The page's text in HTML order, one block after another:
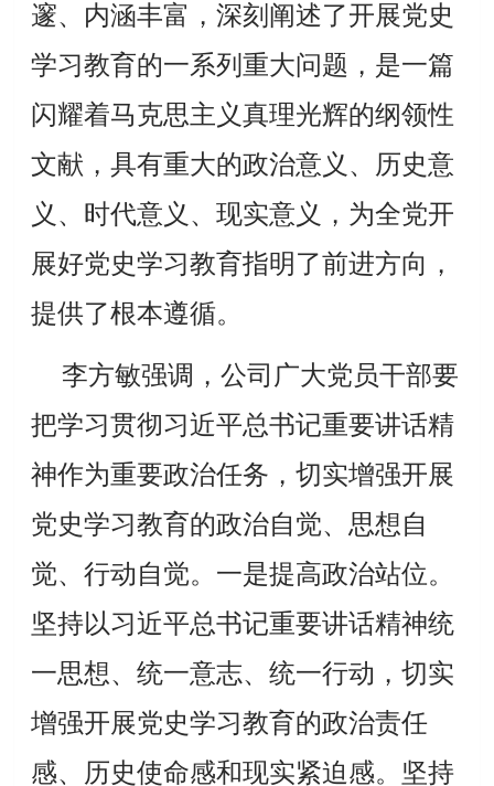
邃、内涵丰富，深刻阐述了开展党史
学习教育的一系列重大问题，是一篇
闪耀着马克思主义真理光辉的纲领性
文献，具有重大的政治意义、历史意
义、时代意义、现实意义，为全党开
展好党史学习教育指明了前进方向，
提供了根本遵循。
李方敏强调，公司广大党员干部要
把学习贯彻习近平总书记重要讲话精
神作为重要政治任务，切实增强开展
党史学习教育的政治自觉、思想自
觉、行动自觉。一是提高政治站位。
坚持以习近平总书记重要讲话精神统
一思想、统一意志、统一行动，切实
增强开展党史学习教育的政治责任
感、历史使命感和现实紧迫感。坚持